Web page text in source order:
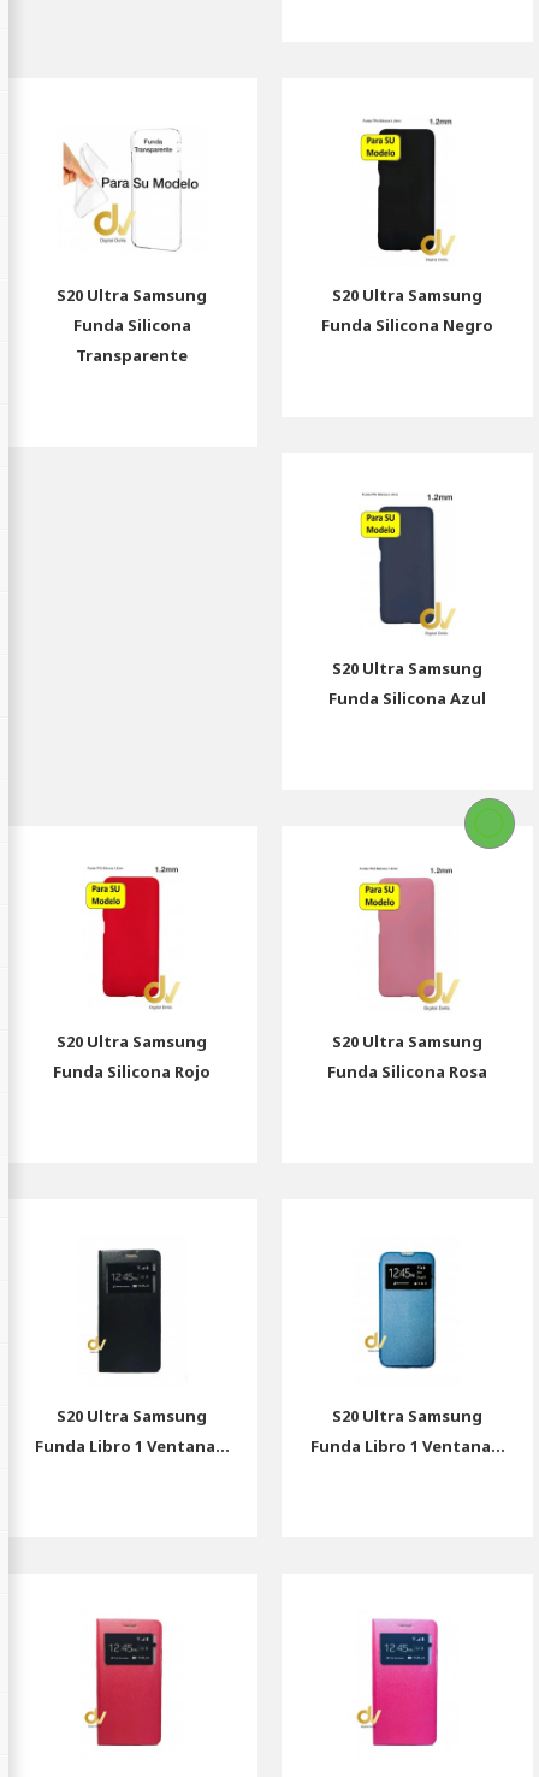
S20 Ultra Samsung
Funda Silicona
Transparente
S20 Ultra Samsung
Funda Silicona Negro
S20 Ultra Samsung
Funda Silicona Azul
S20 Ultra Samsung
Funda Silicona Rojo
S20 Ultra Samsung
Funda Silicona Rosa
S20 Ultra Samsung
Funda Libro 1 Ventana...
S20 Ultra Samsung
Funda Libro 1 Ventana...